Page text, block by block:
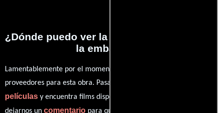
¿Dónde puedo ver la películas La toma de
la embajada?
Lamentablemente por el momento no contamos con enlaces a
proveedores para esta obra. Pasa por nuestro catálogo de
películas y encuentra films disponibles. También puedes
dejarnos un comentario para que le demos prioridad y te